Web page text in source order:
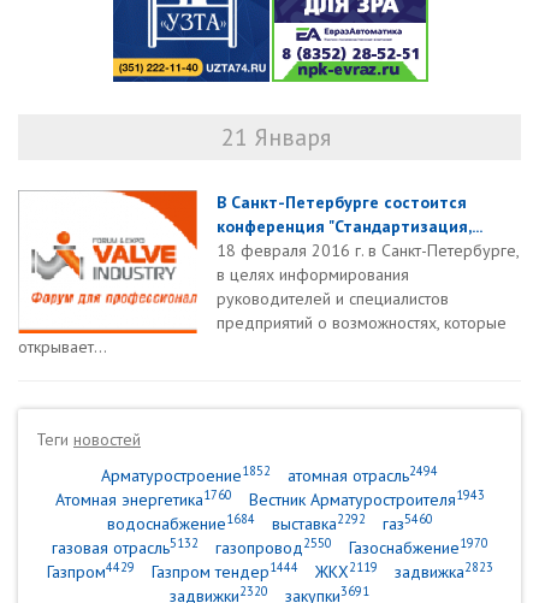
21 Января
В Санкт-Петербурге состоится
конференция "Стандартизация,...
18 февраля 2016 г. в Санкт-Петербурге,
в целях информирования
руководителей и специалистов
предприятий о возможностях, которые
открывает...
Теги новостей
Арматуростроение1852 атомная отрасль2494
Атомная энергетика1760 Вестник Арматуростроителя1943
водоснабжение1684 выставка2292 газ5460
газовая отрасль5132 газопровод2550 Газоснабжение1970
Газпром4429 Газпром тендер1444 ЖКХ2119 задвижка2823
задвижки2320 закупки3691